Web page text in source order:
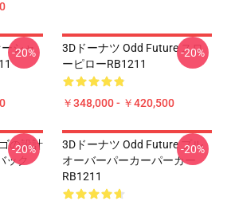
シャ
-20%
3Dドーナツ Odd Future スロ
ーピローRB1211
￥348,000 - ￥420,500
-20%
の設計
ク
-20%
3Dドーナツ Odd Future プル
オーバーパーカーパーカー
RB1211
-20%